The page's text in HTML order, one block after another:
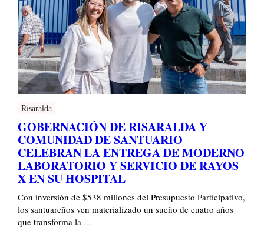
Risaralda
GOBERNACIÓN DE RISARALDA Y
COMUNIDAD DE SANTUARIO
CELEBRAN LA ENTREGA DE MODERNO
LABORATORIO Y SERVICIO DE RAYOS
X EN SU HOSPITAL
Con inversión de $538 millones del Presupuesto Participativo,
los santuareños ven materializado un sueño de cuatro años
que transforma la …